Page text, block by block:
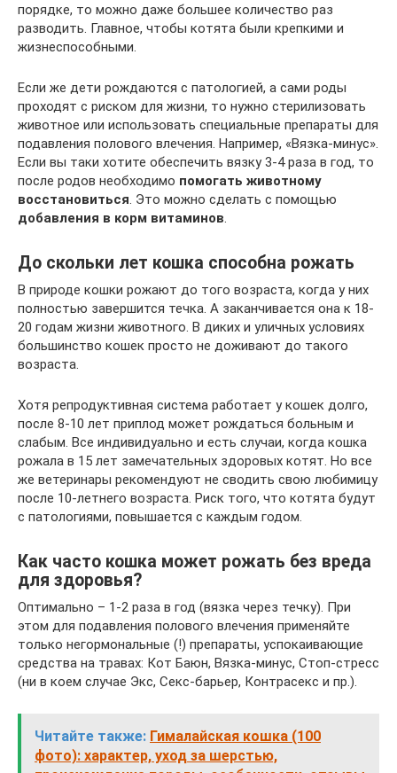
порядке, то можно даже большее количество раз
разводить. Главное, чтобы котята были крепкими и
жизнеспособными.
Если же дети рождаются с патологией, а сами роды
проходят с риском для жизни, то нужно стерилизовать
животное или использовать специальные препараты для
подавления полового влечения. Например, «Вязка-минус».
Если вы таки хотите обеспечить вязку 3-4 раза в год, то
после родов необходимо помогать животному
восстановиться . Это можно сделать с помощью
добавления в корм витаминов
До скольки лет кошка способна рожать
В природе кошки рожают до того возраста, когда у них
полностью завершится течка. А заканчивается она к 18-
20 годам жизни животного. В диких и уличных условиях
большинство кошек просто не доживают до такого
возраста.
Хотя репродуктивная система работает у кошек долго,
после 8-10 лет приплод может рождаться больным и
слабым. Все индивидуально и есть случаи, когда кошка
рожала в 15 лет замечательных здоровых котят. Но все
же ветеринары рекомендуют не сводить свою любимицу
после 10-летнего возраста. Риск того, что котята будут
с патологиями, повышается с каждым годом.
Как часто кошка может рожать без вреда
для здоровья?
Оптимально – 1-2 раза в год (вязка через течку). При
этом для подавления полового влечения применяйте
только негормональные (!) препараты, успокаивающие
средства на травах: Кот Баюн, Вязка-минус, Стоп-стресс
(ни в коем случае Экс, Секс-барьер, Контрасекс и пр.).
Читайте также: Гималайская кошка (100
фото): характер, уход за шерстью,